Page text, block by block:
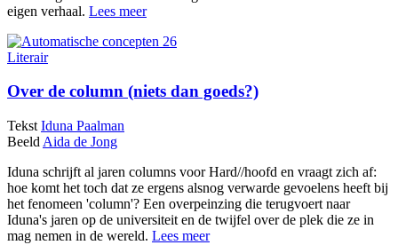
eigen verhaal. Lees meer
Literair
Over de column (niets dan goeds?)
Tekst Iduna Paalman
Beeld Aida de Jong
Iduna schrijft al jaren columns voor Hard//hoofd en vraagt zich af:
hoe komt het toch dat ze ergens alsnog verwarde gevoelens heeft bij
het fenomeen 'column'? Een overpeinzing die terugvoert naar
Iduna's jaren op de universiteit en de twijfel over de plek die ze in
mag nemen in de wereld. Lees meer